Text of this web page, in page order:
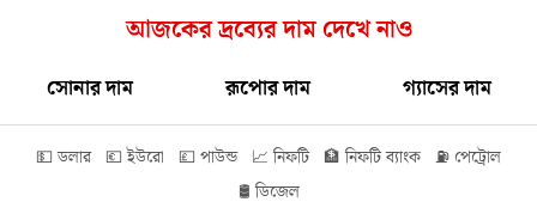
আজকের দ্রব্যের দাম দেখে নাও
সোনার দাম রূপোর দাম গ্যাসের দাম
💵 ডলার 💶 ইউরো 💷 পাউন্ড 📈 নিফটি 🏦 নিফটি ব্যাংক ⛽ পেট্রোল
🛢️ ডিজেল